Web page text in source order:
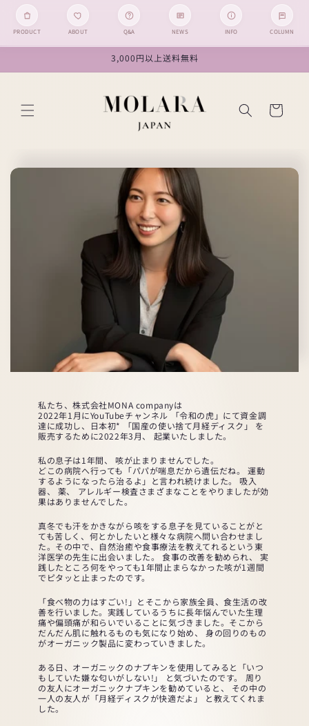
3,000円以上送料無料
ー
PRODUCT ABOUT Q&A NEWS INFO COLUMN
私たち、株式会社MONA companyは
2022年1月にYouTubeチャンネル 「令和の虎」にて資金調
達に成功し、日本初* 「国産の使い捨て月経ディスク」 を
販売するために2022年3月、 起業いたしました。
私の息子は1年間、 咳が止まりませんでした。
どこの病院へ行っても「パパが喘息だから遺伝だね。 運動
するようになったら治るよ」と言われ続けました。 吸入
器、 薬、 アレルギー検査さまざまなことをやりましたが効
果はありませんでした。
真冬でも汗をかきながら咳をする息子を見ていることがと
ても苦しく、何とかしたいと様々な病院へ問い合わせまし
た。その中で、自然治癒や食事療法を教えてれるという東
洋医学の先生に出会いました。 食事の改善を勧められ、 実
践したところ何をやっても1年間止まらなかった咳が1週間
でピタッと止まったのです。
「食べ物の力はすごい!」とそこから家族全員、食生活の改
善を行いました。実践しているうちに長年悩んでいた生理
痛や偏頭痛が和らいでいることに気づきました。そこから
だんだん肌に触れるものも気になり始め、 身の回りのもの
がオーガニック製品に変わっていきました。
ある日、オーガニックのナプキンを使用してみると「いつ
もしていた嫌な匂いがしない!」 と気づいたのです。 周り
の友人にオーガニックナプキンを勧めていると、 その中の
一人の友人が「月経ディスクが快適だよ」 と教えてくれま
した。